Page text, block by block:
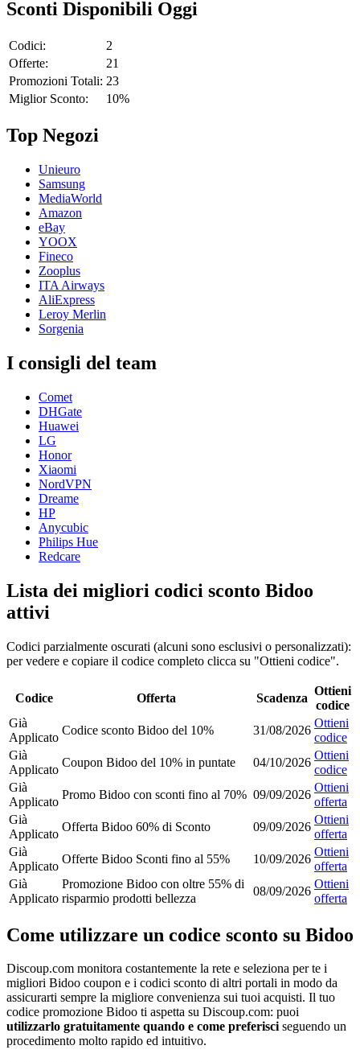
Sconti Disponibili Oggi
Codici:
2
Offerte:
21
Promozioni Totali: 23
Miglior Sconto:
10%
Top Negozi
Unieuro
Samsung
MediaWorld
Amazon
eBay
YOOX
Fineco
Zooplus
ITA Airways
AliExpress
Leroy Merlin
Sorgenia
I consigli del team
Comet
DHGate
Huawei
LG
Honor
Xiaomi
NordVPN
Dreame
HP
Anycubic
Philips Hue
Redcare
Lista dei migliori codici sconto Bidoo
attivi
Codici parzialmente oscurati (alcuni sono esclusivi o personalizzati):
per vedere e copiare il codice completo clicca su "Ottieni codice".
Codice Offerta Scadenza
Ottieni
codice
Già
Applicato
Codice sconto Bidoo del 10% 31/08/2026
Ottieni
codice
Già
Applicato
Coupon Bidoo del 10% in puntate 04/10/2026
Ottieni
codice
Già
Applicato
Promo Bidoo con sconti fino al 70% 09/09/2026
Ottieni
offerta
Già
Applicato
Offerta Bidoo 60% di Sconto 09/09/2026
Ottieni
offerta
Già
Applicato
Offerte Bidoo Sconti fino al 55% 10/09/2026
Ottieni
offerta
Già
Applicato
Promozione Bidoo con oltre 55% di
risparmio prodotti bellezza
08/09/2026
Ottieni
offerta
Come utilizzare un codice sconto su Bidoo
Discoup.com monitora costantemente la rete e seleziona per te i
migliori Bidoo coupon e i codici sconto di altri portali in modo da
assicurarti sempre la migliore convenienza sui tuoi acquisti. Il tuo
codice promozione Bidoo ti aspetta su Discoup.com: puoi
utilizzarlo gratuitamente quando e come preferisciseguendo un
procedimento molto rapido ed intuitivo.